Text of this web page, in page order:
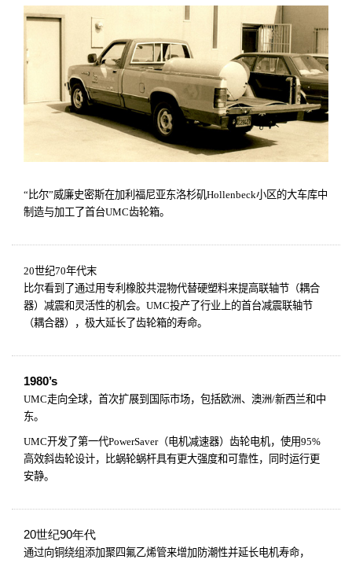
“比尔”威廉史密斯在加利福尼亚东洛杉矶Hollenbeck小区的大车库中
制造与加工了首台UMC齿轮箱。
20世纪70年代末
比尔看到了通过用专利橡胶共混物代替硬塑料来提高联轴节（耦合
器）减震和灵活性的机会。 UMC投产了行业上的首台减震联轴节
（耦合器），极大延长了齿轮箱的寿命。
1980’s
UMC走向全球，首次扩展到国际市场，包括欧洲、澳洲/新西兰和中
东。
UMC开发了第一代PowerSaver（电机减速器）齿轮电机，使用95%
高效斜齿轮设计，比蜗轮蜗杆具有更大强度和可靠性，同时运行更
安静。
20世纪90年代
通过向铜绕组添加聚四氟乙烯管来增加防潮性并延长电机寿命，